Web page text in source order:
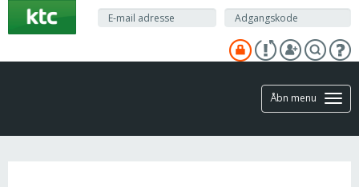
hovedindhold
Åbn menu